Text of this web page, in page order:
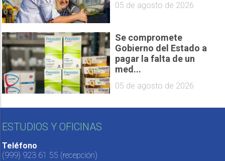
05 de agosto de 2026
Se compromete
Gobierno del Estado a
pagar la falta de un
med...
05 de agosto de 2026
ESTUDIOS Y OFICINAS
Teléfono
(999) 923 61 55 (recepción)